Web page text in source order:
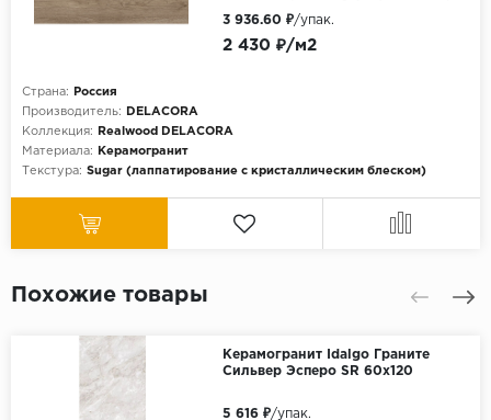
Страна:
Россия
Производитель:
DELACORA
Коллекция:
Realwood DELACORA
Материала:
Керамогранит
Текстура: Sugar (лаппатирование с кристаллическим блеском)
2 430 ₽/м2
3 936.60 ₽/упак.
Похожие товары
Керамогранит Idalgo Граните
Сильвер Эсперо SR 60x120
5 616 ₽/упак.